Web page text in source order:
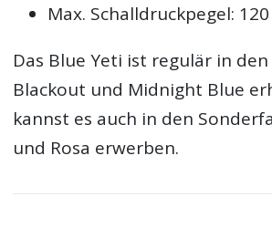
Max. Schalldruckpegel:
Das Blue Yeti ist regulär in
Blackout und Midnight Blue
kannst es auch in den
und Rosa erwerben.